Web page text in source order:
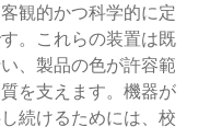
観的かつ科学的に定
。これらの装置は既
、製品の色が許容範
を支えます。機器が
続けるためには、校